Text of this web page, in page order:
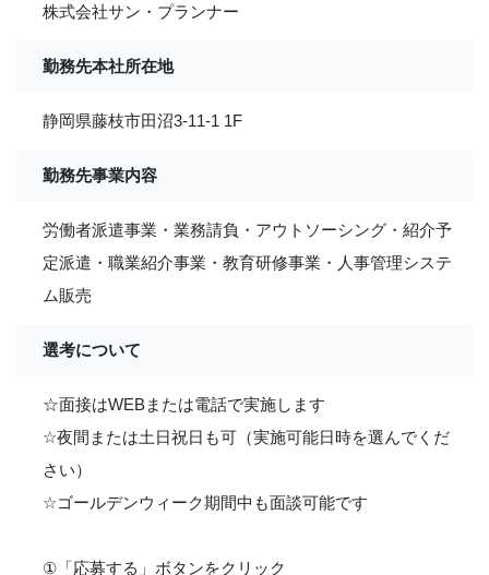
株式会社サン・プランナー
勤務先本社所在地
静岡県藤枝市田沼3-11-1 1F
勤務先事業内容
労働者派遣事業・業務請負・アウトソーシング・紹介予
定派遣・職業紹介事業・教育研修事業・人事管理システ
ム販売
選考について
☆面接はWEBまたは電話で実施します
☆夜間または土日祝日も可（実施可能日時を選んでくだ
さい）
☆ゴールデンウィーク期間中も面談可能です
①「応募する」ボタンをクリック